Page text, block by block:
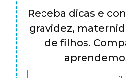
Receba dicas e
gravidez,
de filhos.